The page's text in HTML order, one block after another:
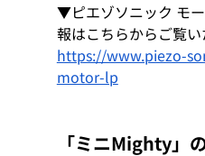
▼ピエゾソニック モ
報はこちらからご覧い
https://www.piezo-
motor-lp
「ミニMighty」